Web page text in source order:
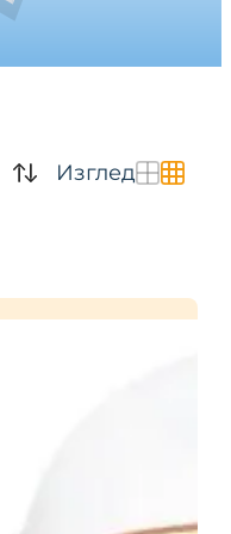
Изглед